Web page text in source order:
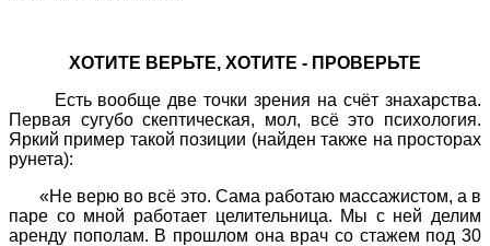
ХОТИТЕ ВЕРЬТЕ, ХОТИТЕ - ПРОВЕРЬТЕ
Есть вообще две точки зрения на счёт знахарства.
Первая сугубо скептическая, мол, всё это психология.
Яркий пример такой позиции (найден также на просторах
рунета):
«Не верю во всё это. Сама работаю массажистом, а в
паре со мной работает целительница. Мы с ней делим
аренду пополам. В прошлом она врач со стажем под 30